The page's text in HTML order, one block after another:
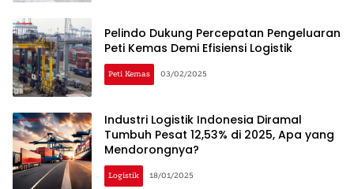
Pelindo Dukung Percepatan Pengeluaran
Peti Kemas Demi Efisiensi Logistik
Peti Kemas 03/02/2025
Industri Logistik Indonesia Diramal
Tumbuh Pesat 12,53% di 2025, Apa yang
Mendorongnya?
Logistik 18/01/2025